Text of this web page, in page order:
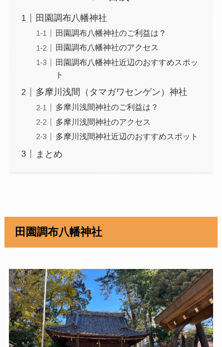
田園調布八幡神社
田園調布八幡神社のご利益は？
田園調布八幡神社のアクセス
田園調布八幡神社近辺のおすすめスポッ
ト
多摩川浅間（タマガワセンゲン）神社
多摩川浅間神社のご利益は？
多摩川浅間神社のアクセス
多摩川浅間神社近辺のおすすめスポット
まとめ
田園調布八幡神社